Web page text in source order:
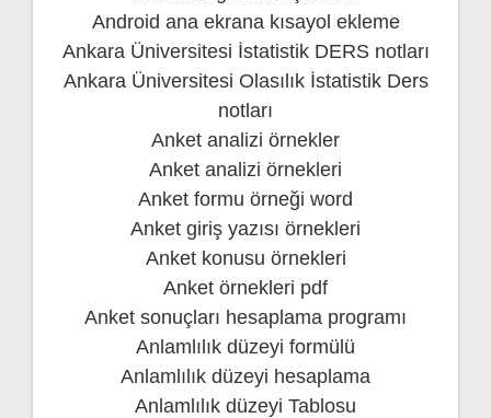
Android ana ekrana kısayol ekleme
Ankara Üniversitesi İstatistik DERS notları
Ankara Üniversitesi Olasılık İstatistik Ders
notları
Anket analizi örnekler
Anket analizi örnekleri
Anket formu örneği word
Anket giriş yazısı örnekleri
Anket konusu örnekleri
Anket örnekleri pdf
Anket sonuçları hesaplama programı
Anlamlılık düzeyi formülü
Anlamlılık düzeyi hesaplama
Anlamlılık düzeyi Tablosu